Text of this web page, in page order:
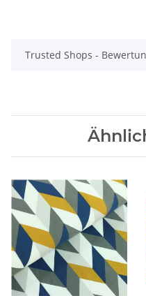
Trusted Shops -